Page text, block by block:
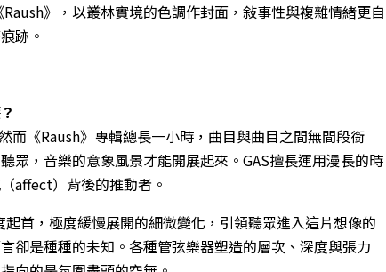
》，以叢林實境的色調作封面，敍事性與複雜情緒更自
跡。
？
而《Raush》專輯總長一小時，曲目與曲目之間無間段銜
眾，音樂的意象風景才能開展起來。GAS擅長運用漫長的時
affect）背後的推動者。
起首，極度緩慢展開的細微變化，引領聽眾進入這片想像的
卻是種種的未知。各種管弦樂器塑造的層次、深度與張力